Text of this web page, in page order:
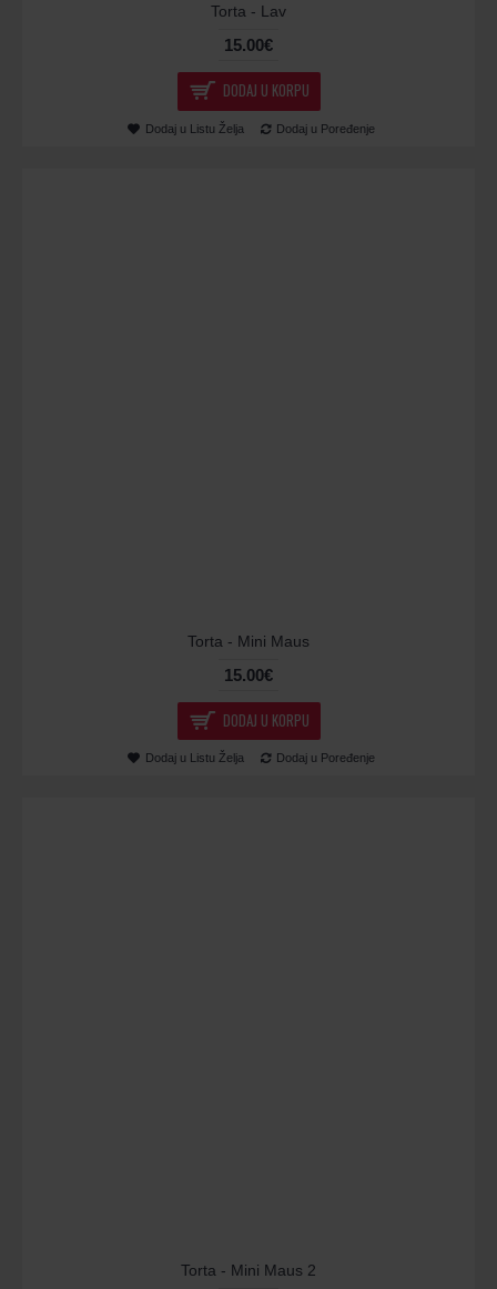
Torta - Lav
15.00€
DODAJ U KORPU
Dodaj u Listu Želja Dodaj u Poređenje
Torta - Mini Maus
15.00€
DODAJ U KORPU
Dodaj u Listu Želja Dodaj u Poređenje
Torta - Mini Maus 2